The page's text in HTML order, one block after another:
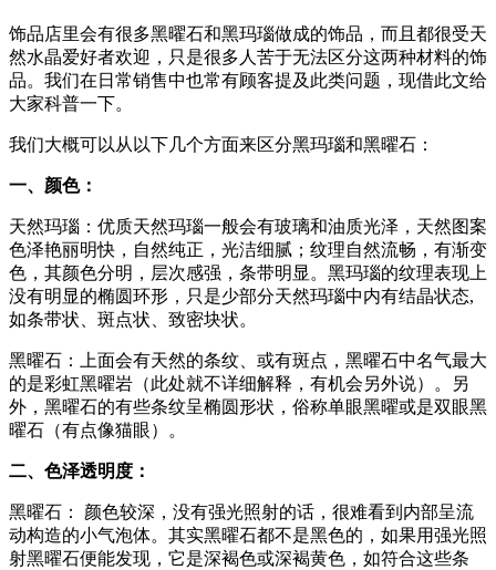
饰品店里会有很多黑曜石和黑玛瑙做成的饰品，而且都很受天
然水晶爱好者欢迎，只是很多人苦于无法区分这两种材料的饰
品。我们在日常销售中也常有顾客提及此类问题，现借此文给
大家科普一下。
我们大概可以从以下几个方面来区分黑玛瑙和黑曜石：
一、颜色：
天然玛瑙：优质天然玛瑙一般会有玻璃和油质光泽，天然图案
色泽艳丽明快，自然纯正，光洁细腻；纹理自然流畅，有渐变
色，其颜色分明，层次感强，条带明显。黑玛瑙的纹理表现上
没有明显的椭圆环形，只是少部分天然玛瑙中内有结晶状态,
如条带状、斑点状、致密块状。
黑曜石：上面会有天然的条纹、或有斑点，黑曜石中名气最大
的是彩虹黑曜岩（此处就不详细解释，有机会另外说）。另
外，黑曜石的有些条纹呈椭圆形状，俗称单眼黑曜或是双眼黑
曜石（有点像猫眼）。
二、色泽透明度：
黑曜石： 颜色较深，没有强光照射的话，很难看到内部呈流
动构造的小气泡体。其实黑曜石都不是黑色的，如果用强光照
射黑曜石便能发现，它是深褐色或深褐黄色，如符合这些条